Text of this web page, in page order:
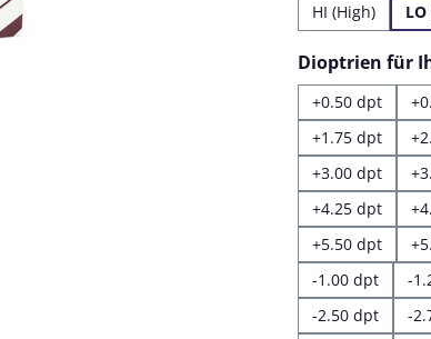
HI (High)
Dioptrien für
+0.50 dpt
+1.75 dpt
+3.00 dpt
+4.25 dpt
+5.50 dpt
-1.00 dpt
-
-2.50 dpt
-